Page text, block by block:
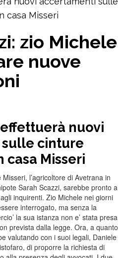
casa Misseri
zio Michele
nuove
effettuerà nuovi
cinture
casa Misseri
l’agricoltore di Avetrana in
Sarah Scazzi, sarebbe pronto a
inquirenti. Zio Michele nei giorni
interrogato, ma senza la
la sua istanza non e’ stata presa
prevista dalla legge. Ora, a quanto
valutando con i suoi legali, Daniele
di proporre la richiesta di